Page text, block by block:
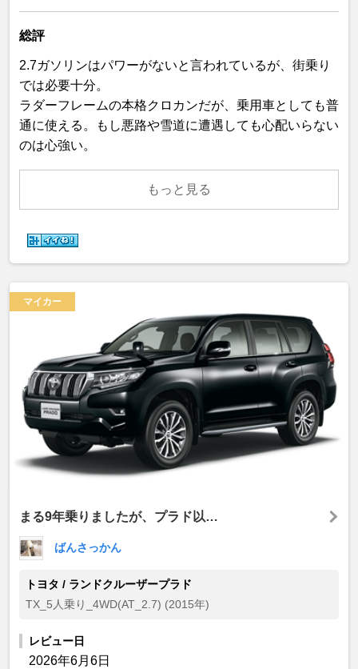
総評
2.7ガソリンはパワーがないと言われているが、街乗り
では必要十分。
ラダーフレームの本格クロカンだが、乗用車としても普
通に使える。もし悪路や雪道に遭遇しても心配いらない
のは心強い。
もっと見る
マイカー
まる9年乗りましたが、プラド以…
ばんさっかん
トヨタ / ランドクルーザープラド
TX_5人乗り_4WD(AT_2.7) (2015年)
レビュー日
2026年6月6日